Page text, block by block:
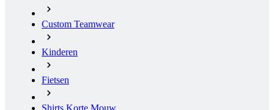
Custom Teamwear
Kinderen
Fietsen